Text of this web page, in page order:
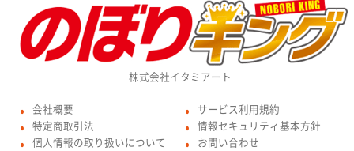
株式会社イタミアート
● 会社概要
● 特定商取引法
● 個人情報の取り扱いについて
● サービス利用規約
● 情報セキュリティ基本方針
● お問い合わせ